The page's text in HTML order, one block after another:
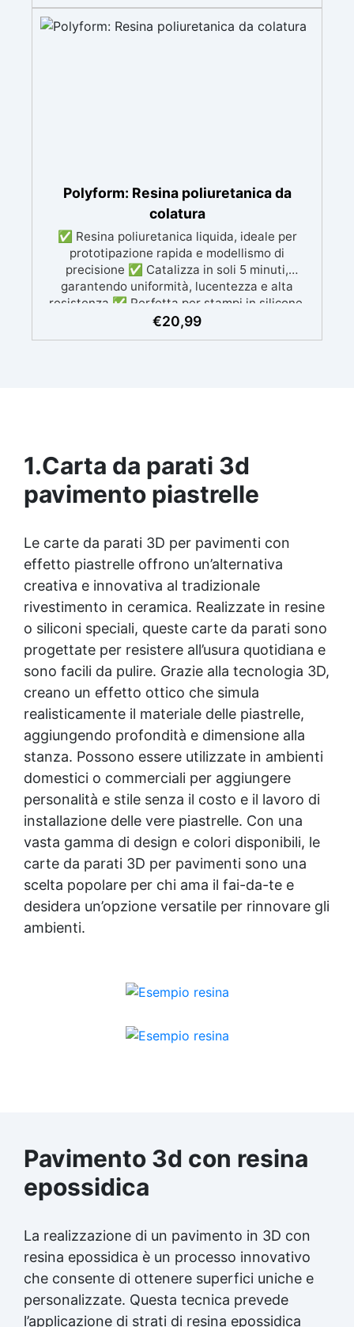
brillante e uniforme in ogni condizione.
Facilissima da usare: rapporto di miscelazione
Polyform: Resina poliuretanica da
colatura
✅ Resina poliuretanica liquida, ideale per
prototipazione rapida e modellismo di
precisione ✅ Catalizza in soli 5 minuti,
garantendo uniformità, lucentezza e alta
resistenza ✅ Perfetta per stampi in silicone,
colate, modellismo e prototipazione rapida ✅
€20,99
1.Carta da parati 3d
pavimento piastrelle
Le carte da parati 3D per pavimenti con
effetto piastrelle offrono un’alternativa
creativa e innovativa al tradizionale
rivestimento in ceramica. Realizzate in resine
o siliconi speciali, queste carte da parati sono
progettate per resistere all’usura quotidiana e
sono facili da pulire. Grazie alla tecnologia 3D,
creano un effetto ottico che simula
realisticamente il materiale delle piastrelle,
aggiungendo profondità e dimensione alla
stanza. Possono essere utilizzate in ambienti
domestici o commerciali per aggiungere
personalità e stile senza il costo e il lavoro di
installazione delle vere piastrelle. Con una
vasta gamma di design e colori disponibili, le
carte da parati 3D per pavimenti sono una
scelta popolare per chi ama il fai-da-te e
desidera un’opzione versatile per rinnovare gli
ambienti.
Pavimento 3d con resina
epossidica
La realizzazione di un pavimento in 3D con
resina epossidica è un processo innovativo
che consente di ottenere superfici uniche e
personalizzate. Questa tecnica prevede
l’applicazione di strati di resina epossidica